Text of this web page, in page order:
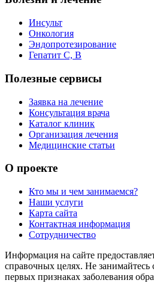
Инсульт
Онкология
Эндопротезирование
Гепатит C, B
Полезные сервисы
Заявка на лечение
Консультация врача
Каталог клиник
Организация лечения
Медицинские статьи
О проекте
Кто мы и чем занимаемся?
Наши услуги
Карта сайта
Контактная информация
Сотрудничество
Информация на сайте
справочных целях. Не
первых признаках заболевания